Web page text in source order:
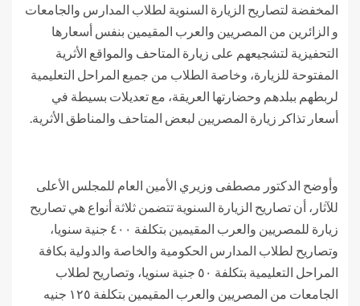
المخفضة لتصاريح الزيارة السنوية لطلاب المدارس والجامعات
و الزائرين من المصريين والعرب المقيمين بنفس أسعارها
التحفيزية لتشجيعهم على زيارة المتاحف والمواقع الأثرية
المفتوحة للزيارة، وخاصة الطلاب من جميع المراحل التعليمية
لربطهم ببلدهم وحضارتها العريقة، مع تعديلات بسيطة في
أسعار تذاكر زيارة المصريين لبعض المتاحف والمناطق الأثرية.
وأوضح الدكتور مصطفى وزيري الأمين العام للمجلس الأعلى
للآثار، أن تصاريح الزيارة السنوية تتضمن ثلاثة أنواع هي تصاريح
زيارة للمصريين والعرب المقيمين بتكلفة ٤٠٠ جنية سنويا،
وتصاريح لطلاب المدارس الحكومية والخاصة والدولية بكافة
المراحل التعليمية بتكلفة ٥٠ جنية سنويا، وتصاريح لطلاب
الجامعات من المصريين والعرب المقيمين بتكلفة ١٢٥ جنيه